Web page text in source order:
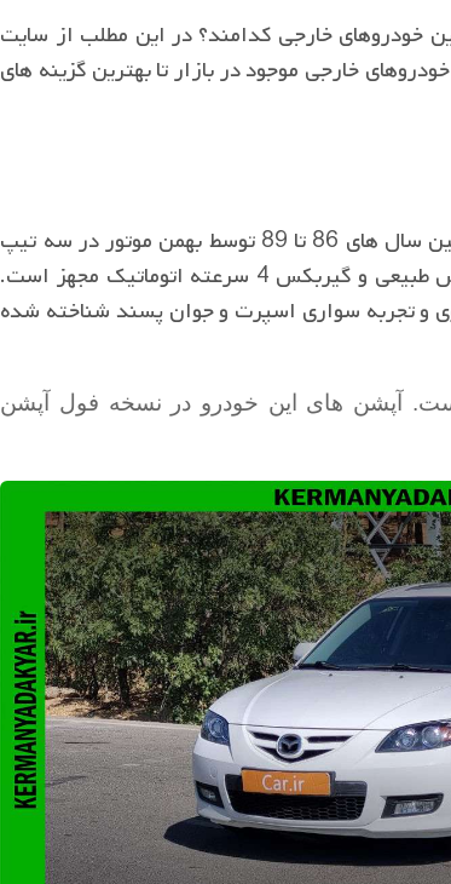
خودروهای خارجی کدامند؟ در این مطلب از سایت
خارجی موجود در بازار تا بهترین گزینه های
اولین نسل از سدان محبوب مزدا که در بین سال های 86 تا 89 توسط بهمن موتور در سه تیپ
.
و تجربه سواری اسپرت و جوان پسند شناخته شده
لذت بخش است. آپشن های این خودرو در نسخه فول آپشن